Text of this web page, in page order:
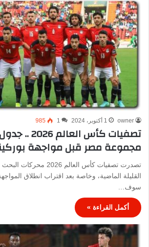
owner 1 أكتوبر، 2024 1
985
تصفيات كأس
مجموعة مصر قبل مواجهة
تصدرت تصفيات كأس العالم
القليلة الماضية، وخاصة بعد اقتراب انطلاق
سوف…
أكمل القراءة »